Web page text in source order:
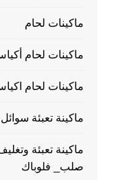
ماكينات لحام
ماكينات لحام
ماكينات لحام
ماكينة تعبئة
ماكينة تعبئة
صلب_ فلوباك